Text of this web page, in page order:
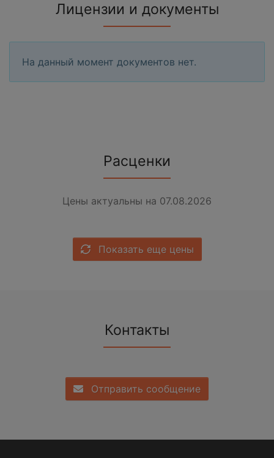
Лицензии и документы
На данный момент документов нет.
Расценки
Цены актуальны на 07.08.2026
Показать еще цены
Контакты
Отправить сообщение